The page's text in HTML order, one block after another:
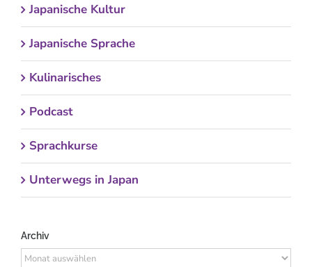
Japanische Kultur
Japanische Sprache
Kulinarisches
Podcast
Sprachkurse
Unterwegs in Japan
Archiv
Archiv